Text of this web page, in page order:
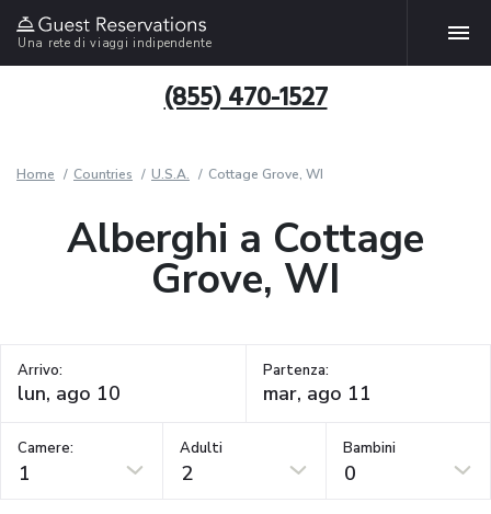
Una rete di viaggi indipendente
(855) 470-1527
Home Countries U.S.A. Cottage Grove, WI
Alberghi a Cottage
Grove, WI
Arrivo: Partenza:
Camere:
1
Adulti
2
Bambini
0